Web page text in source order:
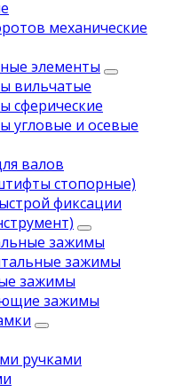
механические
элементы
вильчатые
сферические
угловые и осевые
валов
стопорные)
фиксации
зажимы
зажимы
зажимы
зажимы
ручками